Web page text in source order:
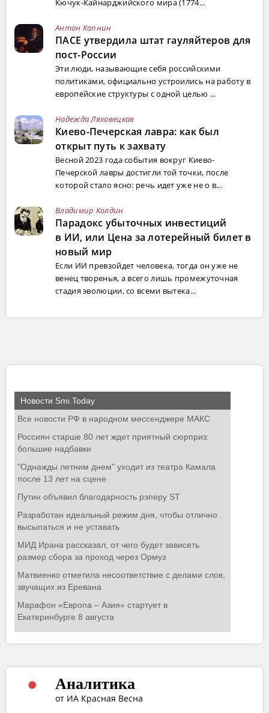
Кючук-Кайнарджийского мира (1774...
Антон Копнин
ПАСЕ утвердила штат гауляйтеров для
пост-России
Эти люди, называющие себя российскими
политиками, официально устроились на работу в
европейские структуры с одной целью ...
Надежда Ляховецкая
Киево-Печерская лавра: как был
открыт путь к захвату
Весной 2023 года события вокруг Киево-
Печерской лавры достигли той точки, после
которой стало ясно: речь идет уже не о в...
Владимир Колдин
Парадокс убыточных инвестиций
в ИИ, или Цена за лотерейный билет в
новый мир
Если ИИ превзойдет человека, тогда он уже не
венец творенья, а всего лишь промежуточная
стадия эволюции, со всеми вытека...
Аналитика
от ИА Красная Весна